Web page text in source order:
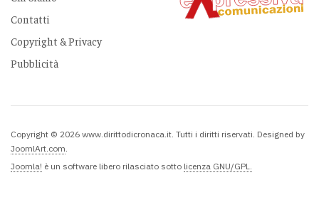
Contatti
Copyright & Privacy
Pubblicità
Copyright © 2026 www.dirittodicronaca.it. Tutti i diritti riservati. Designed by
JoomlArt.com
Joomla! è un software libero rilasciato sotto licenza GNU/GPL.